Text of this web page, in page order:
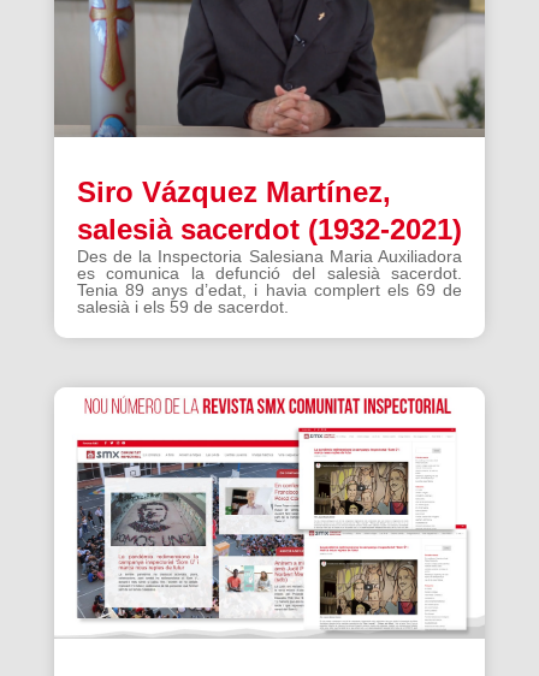
Siro Vázquez Martínez,
salesià sacerdot (1932-2021)
Des de la Inspectoria Salesiana Maria Auxiliadora
es comunica la defunció del salesià sacerdot.
Tenia 89 anys d’edat, i havia complert els 69 de
salesià i els 59 de sacerdot.